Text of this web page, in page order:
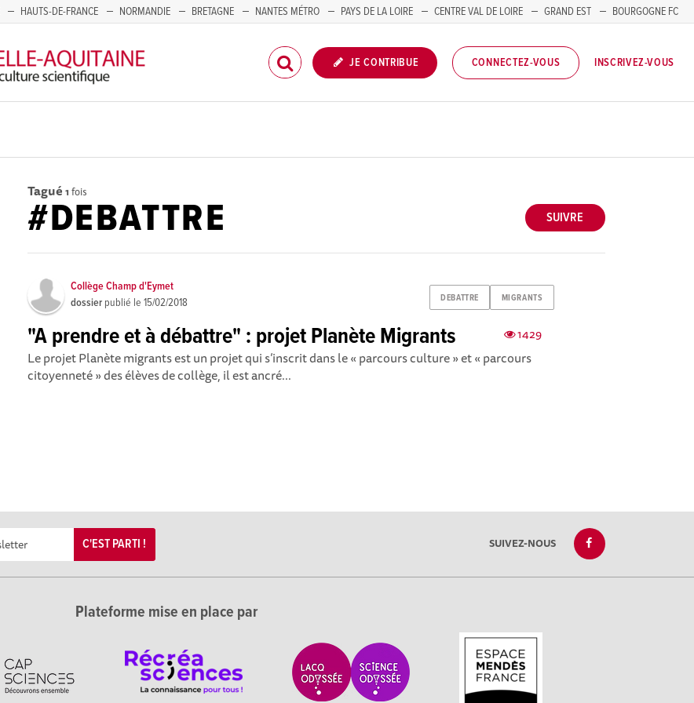
HAUTS-DE-FRANCE NORMANDIE BRETAGNE NANTES MÉTRO PAYS DE LA LOIRE CENTRE VAL DE LOIRE GRAND EST
BOURGOGNE FC
JE CONTRIBUE CONNECTEZ-VOUS INSCRIVEZ-VOUS
Tagué 1 fois
SUIVRE
#DEBATTRE
DEBATTRE MIGRANTS
Collège Champ d'Eymet
dossier publié le15/02/2018
1429
"A prendre et à débattre" : projet Planète Migrants
Le projet Planète migrants est un projet qui s’inscrit dans le « parcours culture » et « parcours
citoyenneté » des élèves de collège, il est ancré...
C'EST PARTI ! SUIVEZ-NOUS
Plateforme mise en place par